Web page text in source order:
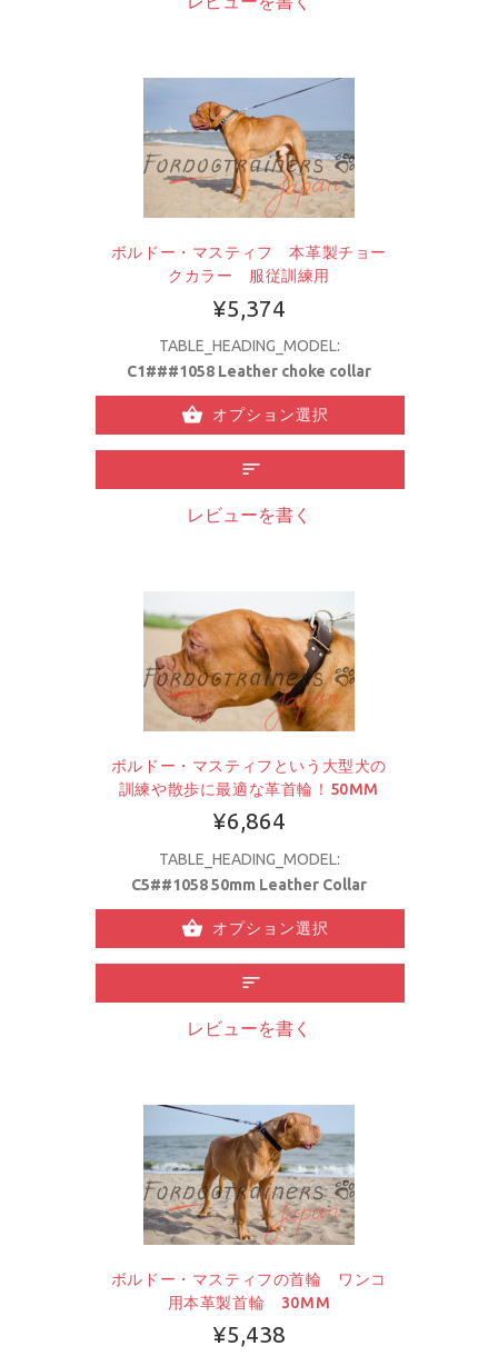
ボルドー・マスティフ 本革製チョー
クカラー 服従訓練用
¥5,374
TABLE_HEADING_MODEL:
C1###1058 Leather choke collar
オプション選択
レビューを書く
ボルドー・マスティフという大型犬の
訓練や散歩に最適な革首輪！50MM
¥6,864
TABLE_HEADING_MODEL:
C5##1058 50mm Leather Collar
オプション選択
レビューを書く
ボルドー・マスティフの首輪 ワンコ
用本革製首輪 30MM
¥5,438